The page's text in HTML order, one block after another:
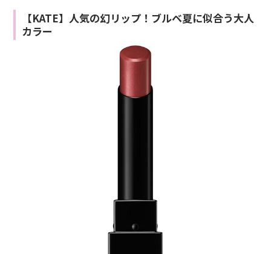
【KATE】人気の幻リップ！ブルベ夏に似合う大人
カラー